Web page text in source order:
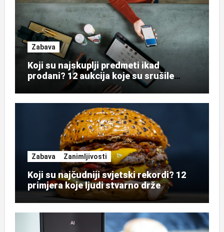
Zabava
Koji su najskuplji predmeti ikad
prodani? 12 aukcija koje su srušile
Zabava Zanimljivosti
Koji su najčudniji svjetski rekordi? 12
primjera koje ljudi stvarno drže